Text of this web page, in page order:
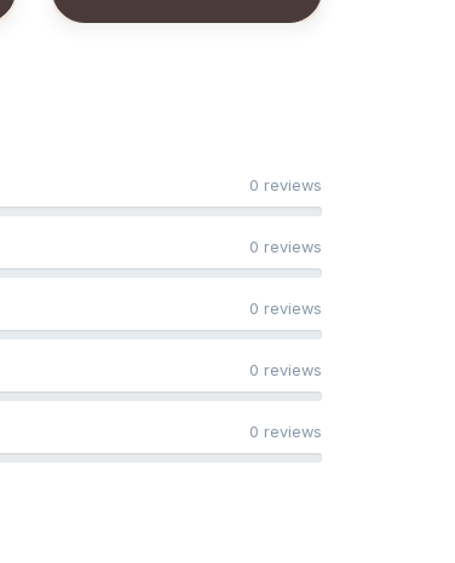
0 reviews
0 reviews
0 reviews
0 reviews
0 reviews